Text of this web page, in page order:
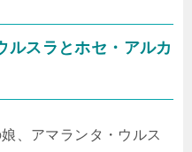
ルスラとホセ・アルカ
、アマランタ・ウルス